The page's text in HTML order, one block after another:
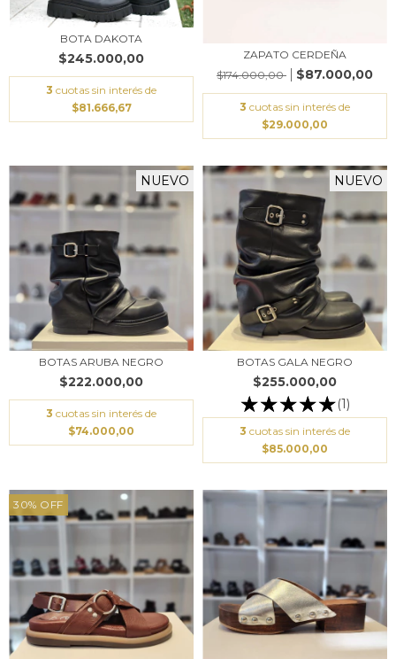
BOTA DAKOTA
$245.000,00
3 cuotas sin interés de
$81.666,67
ZAPATO CERDEÑA
$174.000,00
$87.000,00
3 cuotas sin interés de
$29.000,00
NUEVO
BOTAS ARUBA NEGRO
$222.000,00
3 cuotas sin interés de
$74.000,00
NUEVO
BOTAS GALA NEGRO
$255.000,00
(1)
3 cuotas sin interés de
$85.000,00
30% OFF